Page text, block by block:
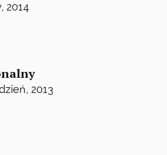
2014
2013